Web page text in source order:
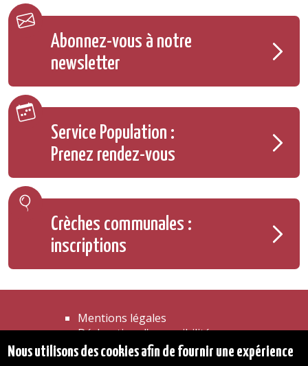
Abonnez-vous à notre
newsletter
Service Population :
Prenez rendez-vous
Crèches communales :
inscriptions
Mentions légales
Déclaration d'accessibilité
Transparence
Nous utilisons des cookies afin de fournir une expérience